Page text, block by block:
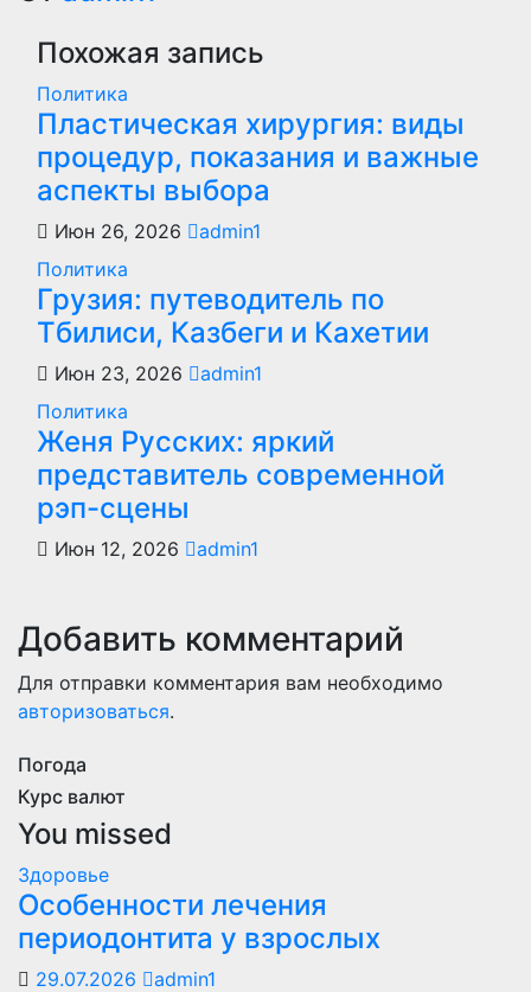
записям
Похожая запись
Политика
Пластическая хирургия: виды
процедур, показания и важные
аспекты выбора
Июн 26, 2026
admin1
Политика
Грузия: путеводитель по
Тбилиси, Казбеги и Кахетии
Июн 23, 2026
admin1
Политика
Женя Русских: яркий
представитель современной
рэп-сцены
Июн 12, 2026 admin1
Добавить комментарий
Для отправки комментария вам необходимо
авторизоваться.
Погода
Курс валют
You missed
Здоровье
Особенности лечения
периодонтита у взрослых
29.07.2026
admin1